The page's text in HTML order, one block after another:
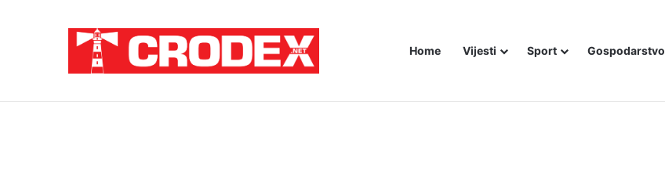
Home Vijesti Sport Gospodarstvo
Breaking News Pupovac i Šimpraga moraliziraju o Oluji, ali i dalje šute o Stanivukovićevu veličanju tzv. Krajine